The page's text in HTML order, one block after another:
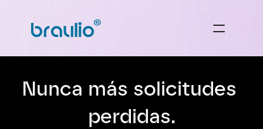
Nunca más solicitudes
perdidas.